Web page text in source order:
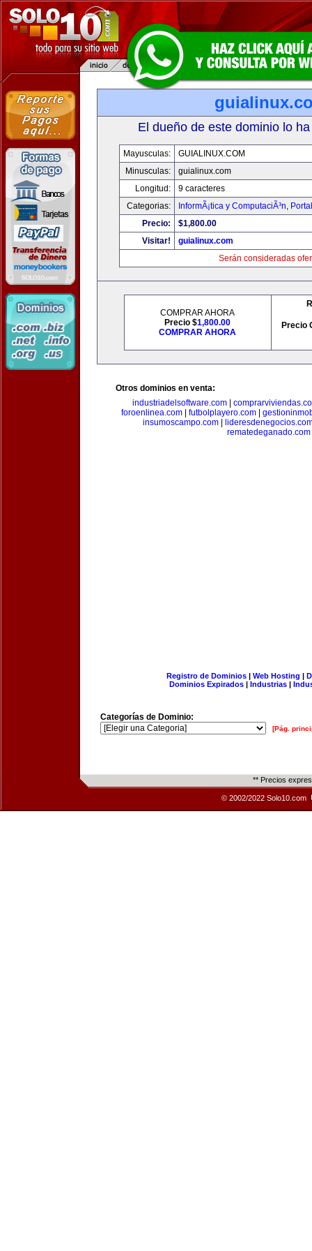
El dueño de este dominio lo
Mayusculas:
GUIALINUX.COM
Minusculas:
guialinux.com
Longitud:
9 caracteres
Categorias:
InformÃ¡tica y ComputaciÃ³n,
Precio:
$1,800.00
Visitar!
guialinux.com
Serán consideradas
COMPRAR AHORA
Precio $1,800.00
COMPRAR AHORA
Precio
Otros dominios en venta:
industriadelsoftware.com|
foroenlinea.com
futbolplayero.com
insumoscampo.com|
rematedeganado.com
Registro de Dominios| Web Hosting |
Dominios Expirados | Industrias |
Categorías de Dominio:
[Pág.
** Precios
© 2002/2022 Solo10.com